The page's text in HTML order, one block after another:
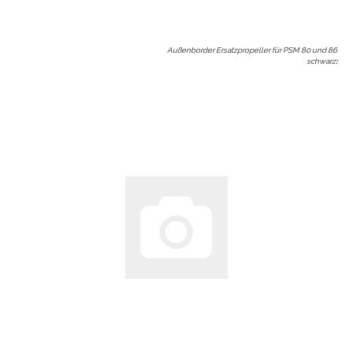
Außenborder Ersatzpropeller für PSM 80 und 86
schwarz: